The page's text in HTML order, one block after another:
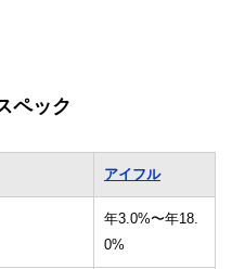
ペック
アイフル
年3.0%〜年18.
0%